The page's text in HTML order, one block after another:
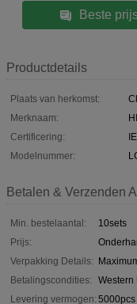
Beste
Productdetails
Plaats van herkomst:
Merknaam:
Certificering:
Modelnummer:
Betalen & Verzenden
Min. bestelaantal:
10sets
Prijs:
Verpakking Details:
Betalingscondities:
Western
Levering vermogen: